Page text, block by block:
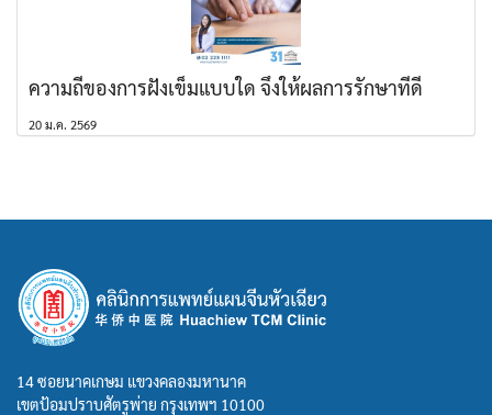
ความถี่ของการฝังเข็มแบบใด จึงให้ผลการรักษาที่ดี
20 ม.ค. 2569
14 ซอยนาคเกษม แขวงคลองมหานาค
เขตป้อมปราบศัตรูพ่าย กรุงเทพฯ 10100